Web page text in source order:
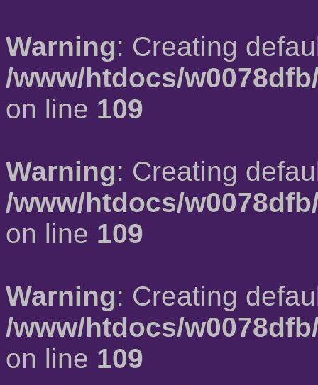
Warning: Creating
/www/htdocs/
on line 109
Warning: Creating
/www/htdocs/
on line 109
Warning: Creating
/www/htdocs/
on line 109